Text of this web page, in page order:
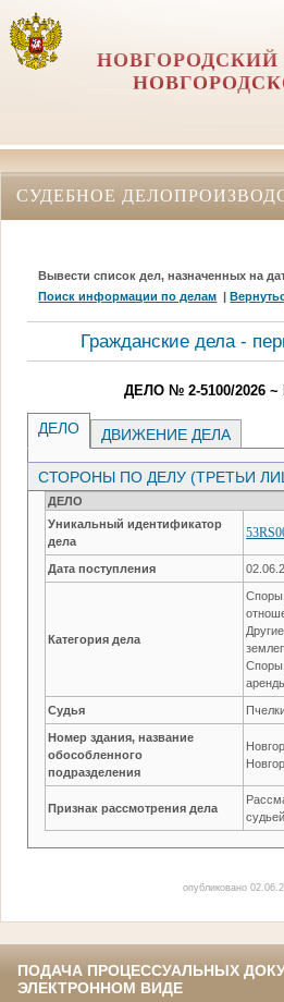
СУДЕБНОЕ
Вывести список дел, назначенных на
Поиск информации по делам |
Гражданские дела -
ДЕЛО № 2-5100/2026 ~
ДЕЛО ДВИЖЕНИЕ ДЕЛА
СТОРОНЫ ПО ДЕЛУ (ТРЕТЬИ
ДЕЛО
Уникальный идентификатор
дела
Дата поступления
Категория дела
Судья
Номер здания, название
обособленного
подразделения
Признак рассмотрения дела
судьей
опубликовано
ПОДАЧА ПРОЦЕССУАЛЬНЫХ
ЭЛЕКТРОННОМ ВИДЕ